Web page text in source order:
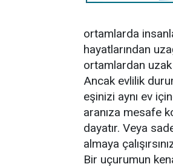
ortamlarda
hayatlarından
ortamlardan
Ancak evlilik
eşinizi aynı ev
aranıza mesafe
dayatır. Veya
almaya
Bir uçurumun